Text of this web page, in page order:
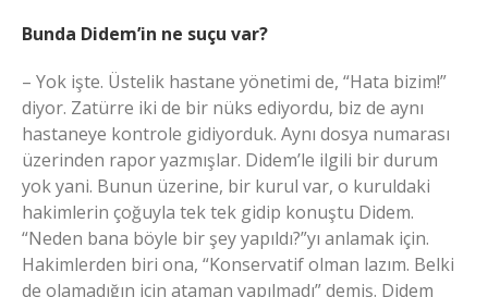
Bunda Didem’in ne suçu var?
– Yok işte. Üstelik hastane yönetimi de, “Hata bizim!”
diyor. Zatürre iki de bir nüks ediyordu, biz de aynı
hastaneye kontrole gidiyorduk. Aynı dosya numarası
üzerinden rapor yazmışlar. Didem’le ilgili bir durum
yok yani. Bunun üzerine, bir kurul var, o kuruldaki
hakimlerin çoğuyla tek tek gidip konuştu Didem.
“Neden bana böyle bir şey yapıldı?”yı anlamak için.
Hakimlerden biri ona, “Konservatif olman lazım. Belki
de olamadığın için ataman yapılmadı” demiş. Didem